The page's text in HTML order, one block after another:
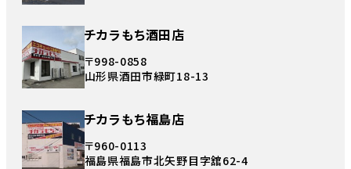
チカラもち酒田店
〒998-0858
山形県酒田市緑町18-13
チカラもち福島店
〒960-0113
福島県福島市北矢野目字舘62-4